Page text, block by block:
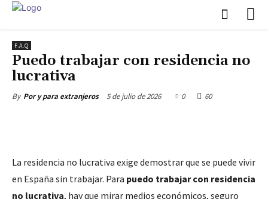
F.A.Q
Puedo trabajar con residencia no
lucrativa
By Por y para extranjeros 5 de julio de 2026 0 60
La residencia no lucrativa exige demostrar que se puede vivir
en España sin trabajar. Para puedo trabajar con residencia
no lucrativa, hay que mirar medios económicos, seguro